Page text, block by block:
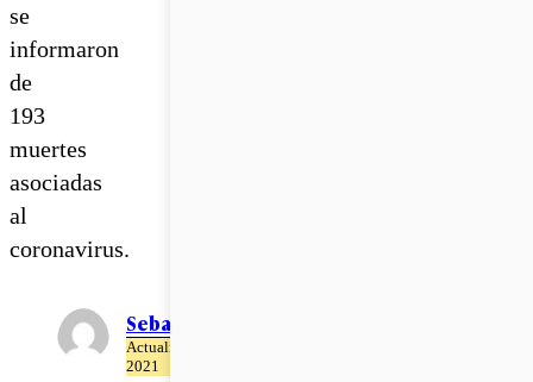
se
informaron
de
193
muertes
asociadas
al
coronavirus.
Sebastián Dote
Actualizado el 01 de Abril del
2021